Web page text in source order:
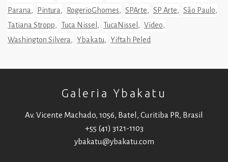
Parana
Pintura RogerioGhomes SPArte SP Arte
São Paulo
Tatiana Stropp
Tuca Nissel TucaNissel
Video
Washington Silvera
Ybakatu Yiftah Peled
Galeria Ybakatu
Av. Vicente Machado, 1056, Batel, Curitiba PR, Brasil
+55 (41) 3121-1103
ybakatu@ybakatu.com